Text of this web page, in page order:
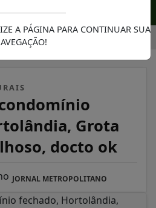
COM 488 HECTARES UNE
Grota
docto ok
JORNAL METROPOLITANO
A PÁGINA PARA CONTINUAR SUA